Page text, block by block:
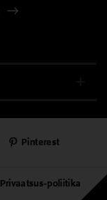
Privaatsus-poliitika
Pinterest